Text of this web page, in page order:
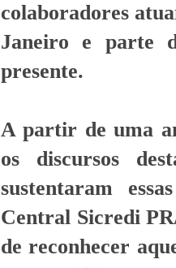
colaboradores
Janeiro e parte
presente.
A partir de uma
os discursos
sustentaram
Central Sicredi
de reconhecer